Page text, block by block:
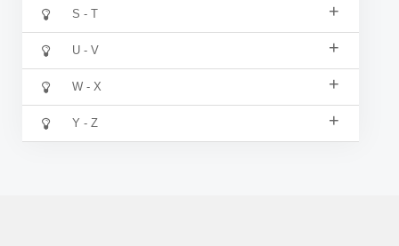
S - T +
U - V +
W - X +
Y - Z +